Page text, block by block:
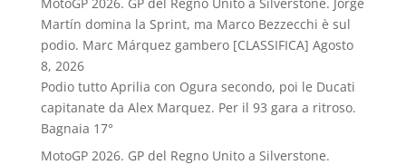
Martín domina la Sprint, ma Marco Bezzecchi è sul
podio. Marc Márquez gambero [CLASSIFICA] Agosto
8, 2026
Podio tutto Aprilia con Ogura secondo, poi le Ducati
capitanate da Alex Marquez. Per il 93 gara a ritroso.
Bagnaia 17°
MotoGP 2026. GP del Regno Unito a Silverstone.